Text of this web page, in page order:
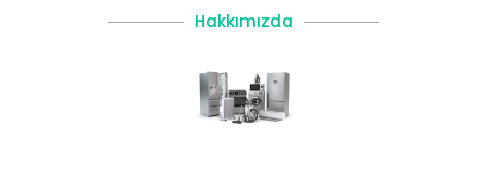
Hakkımızda